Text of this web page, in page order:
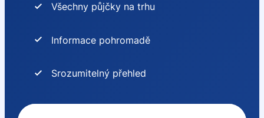
Všechny půjčky na trhu
Informace pohromadě
Srozumitelný přehled